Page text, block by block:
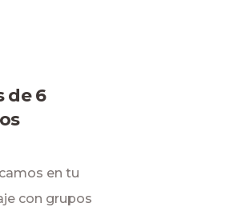
de 6
en tu
con grupos